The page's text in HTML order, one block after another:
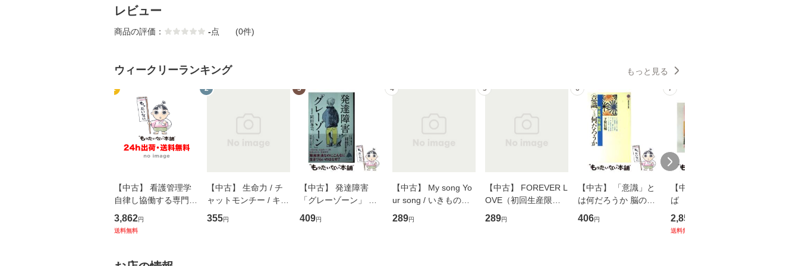
レビュー
商品の評価： -点 (0件)
ウィークリーランキング もっと見る
1
【中古】 看護管理学
自律し協働する専門職
の看護マネジメントス
キル 改訂第3版 (看護
堂 [単行
3,862円
送料無料
2
【中古】 生命力 / チ
ャットモンチー / キュ
ーンレコード [CD]
【メール便送料無料】
355円
3
【中古】 発達障害
「グレーゾーン」 そ
の正しい理解と克服法
(SB新書 572) / 岡田尊
409円
4
【中古】 My song Yo
ur song / いきものが
かり / [CD]【メール便
送料無料】
289円
5
【中古】 FOREVER L
OVE（初回生産限定
盤） / 清水翔太×加藤
ミリヤ / [CD]【メール
289円
6
【中古】 「意識」と
は何だろうか 脳の来
歴、知覚の錯誤 （講
談社現代新書） / 下条
406円
7
【中古】 耳をすませ
ば 〈2枚組〉 [DVD] /
ブエナ・ビスタ・ホー
ム・エンターテイメン
2,852
送料無料